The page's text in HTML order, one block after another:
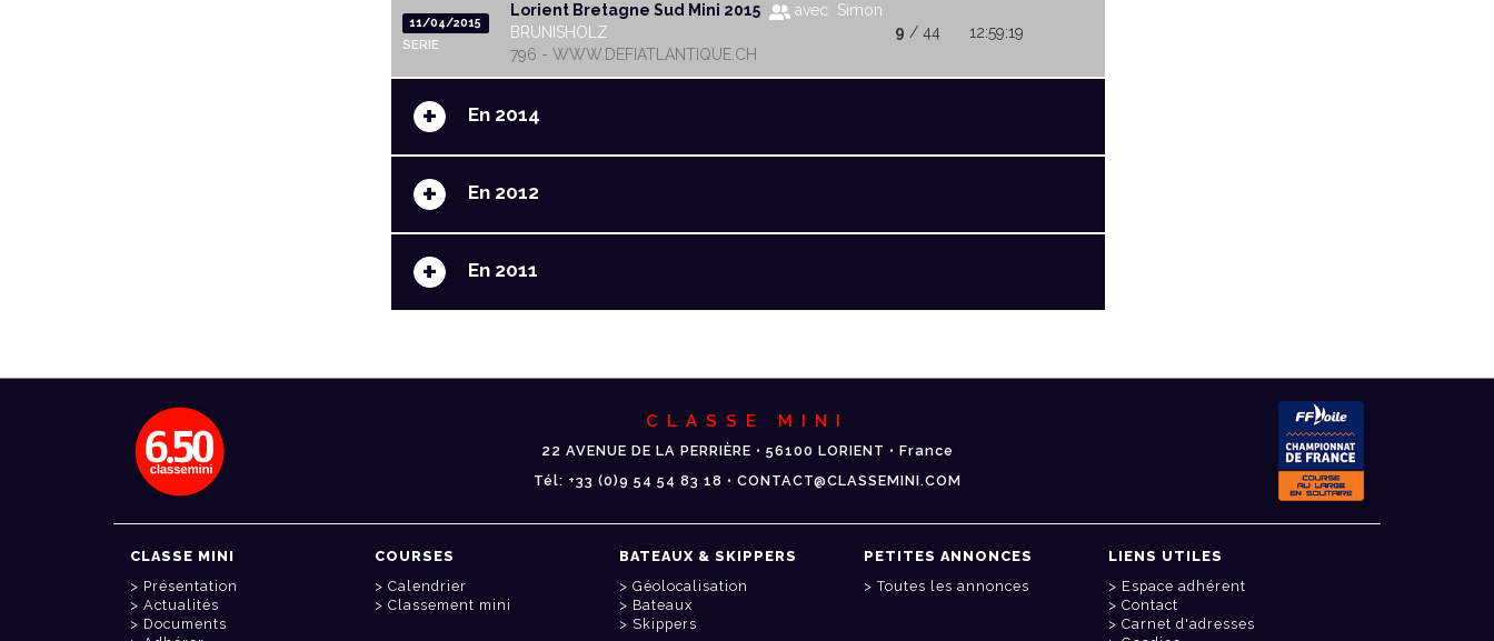
11/04/2015
SERIE
Lorient Bretagne Sud Mini 2015
avec Simon
BRUNISHOLZ
796 - WWW.DEFIATLANTIQUE.CH
9 / 44 12:59:19
+ En 2014
+ En 2012
+ En 2011
CLASSE MINI
22 AVENUE DE LA PERRIÈRE • 56100 LORIENT • France
Tél: +33 (0)9 54 54 83 18 • CONTACT@CLASSEMINI.COM
CLASSE MINI
Présentation
Actualités
Documents
COURSES
Calendrier
Classement mini
BATEAUX & SKIPPERS
Géolocalisation
Bateaux
Skippers
PETITES ANNONCES
Toutes les annonces
LIENS UTILES
Espace adhérent
Contact
Carnet d'adresses